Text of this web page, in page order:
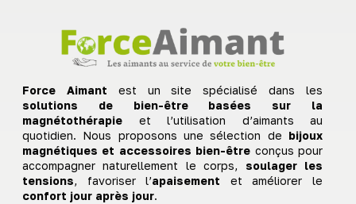
Force Aimant est un site spécialisé dans les
solutions de bien-être basées sur la
magnétothérapie et l’utilisation d’aimants au
quotidien. Nous proposons une sélection de bijoux
magnétiques et accessoires bien-être conçus pour
accompagner naturellement le corps, soulager les
tensions, favoriser l’apaisement et améliorer le
confort jour après jour.